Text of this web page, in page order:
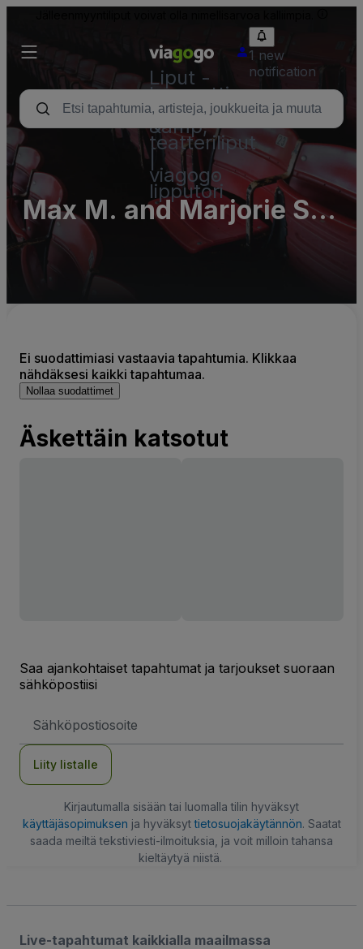
Liput -
konsertti,
urheilu
&amp;
teatteriliput
viagogo
lipputori
1 new
notification
Max M. and Marjorie S.
Fisher Music Center
Ei suodattimiasi vastaavia tapahtumia. Klikkaa
nähdäksesi kaikki tapahtumaa.
Nollaa suodattimet
Äskettäin katsotut
Saa ajankohtaiset tapahtumat ja tarjoukset suoraan
sähköpostiisi
Liity listalle
Kirjautumalla sisään tai luomalla tilin hyväksyt
käyttäjäsopimuksen ja hyväksyttietosuojakäytännön. Saatat
saada meiltä tekstiviesti-ilmoituksia, ja voit milloin tahansa
kieltäytyä niistä.
Live-tapahtumat kaikkialla maailmassa